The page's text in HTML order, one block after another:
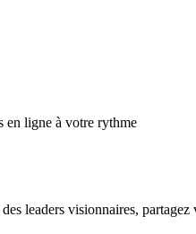
en ligne à votre rythme
leaders visionnaires,